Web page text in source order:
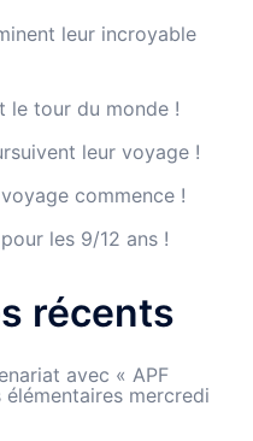
leur incroyable
le tour du monde !
leur voyage !
commence !
les 9/12 ans !
récents
avec « APF
mercredi